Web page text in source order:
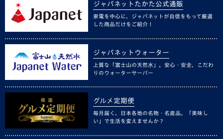
ジャパネットたかた公式通販
家電を中心に、ジャパネットが自信をもって厳選
した商品だけをご紹介！
ジャパネットウォーター
上質な「富士山の天然水」。安心・安全、こだわ
りのウォーターサーバー
グルメ定期便
毎月届く、日本各地の名物・名産品。「美味し
い」で生活を変えませんか？